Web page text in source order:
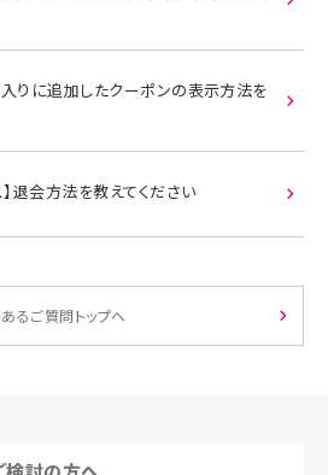
入りに追加したクーポンの表示方法を
】退会方法を教えてください
あるご質問トップへ